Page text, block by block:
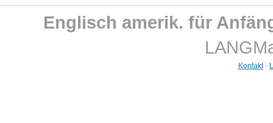
Englisch amerik. für
Kontakt-